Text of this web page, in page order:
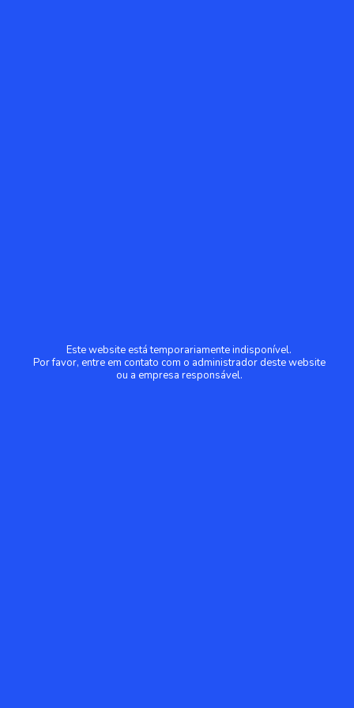
Este website está temporariamente indisponível.
Por favor, entre em contato com o administrador deste website
ou a empresa responsável.